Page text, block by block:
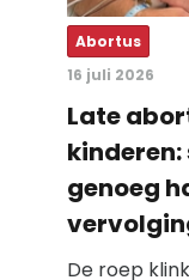
Abortus
16 juli 2026
Late
genoeg
De roep